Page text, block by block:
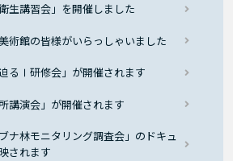
生講習会」を開催しました
術館の皆様がいらっしゃいました
るⅠ研修会」が開催されます
講演会」が開催されます
ナ林モニタリング調査会」のドキュ
されます